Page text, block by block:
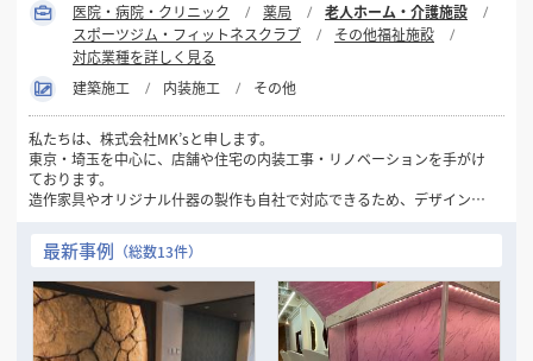
医院・病院・クリニック
薬局
老人ホーム・介護施設
スポーツジム・フィットネスクラブ
その他福祉施設
対応業種を詳しく見る
建築施工
内装施工 その他
私たちは、株式会社MK’sと申します。
東京・埼玉を中心に、店舗や住宅の内装工事・リノベーションを手がけ
ております。
造作家具やオリジナル什器の製作も自社で対応できるため、デザインか
【強み】
・店舗・住宅のリフォームや新規開業に伴う内装工事を多数施工
・オーダーメイド家具（カウンター・棚・テーブル等）の製作対応
・スピード対応＆アフターフォローの徹底
・小規模案件から大規模改装まで柔軟に対応
最新事例 （総数13件）